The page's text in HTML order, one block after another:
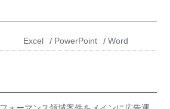
Excel PowerPoint Word